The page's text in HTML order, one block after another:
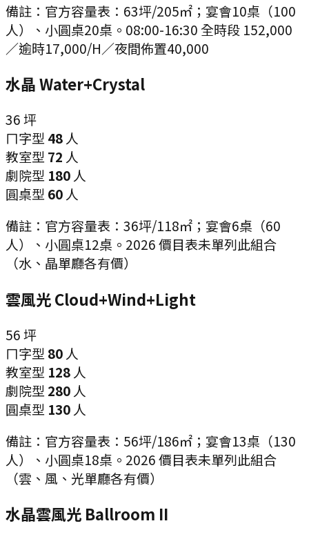
備註： 官方容量表：63坪/205㎡；宴會10桌（100
人）、小圓桌20桌。08:00-16:30 全時段 152,000
／逾時17,000/H／夜間佈置40,000
水晶 Water+Crystal
36坪
ㄇ字型 48人
教室型 72 人
劇院型 180人
圓桌型 60人
備註： 官方容量表：36坪/118㎡；宴會6桌（60
人）、小圓桌12桌。2026 價目表未單列此組合
（水、晶單廳各有價）
雲風光 Cloud+Wind+Light
56坪
ㄇ字型 80 人
教室型 128 人
劇院型 280 人
圓桌型 130 人
備註： 官方容量表：56坪/186㎡；宴會13桌（130
人）、小圓桌18桌。2026 價目表未單列此組合
（雲、風、光單廳各有價）
水晶雲風光 Ballroom II